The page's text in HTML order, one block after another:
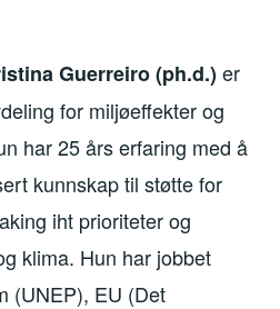
Guerreiro (ph.d.)er
for miljøeffekter og
har 25 års erfaring med å
kunnskap til støtte for
iht prioriteter og
klima. Hun har jobbet
(UNEP), EU (Det